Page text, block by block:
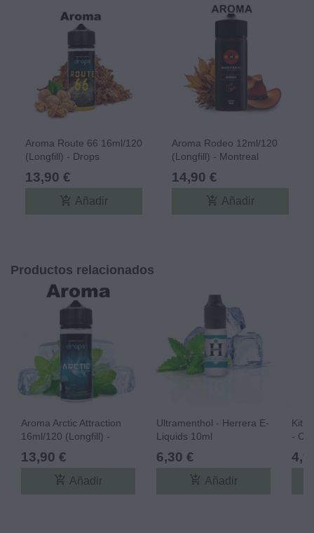
Aroma Route 66 16ml/120
(Longfill) - Drops
13,90 €
add_shopping_cart Añadir
Aroma Rodeo 12ml/120
(Longfill) - Montreal
Original
14,90 €
add_shopping_cart Añadir
Productos relacionados
Aroma Arctic Attraction
16ml/120 (Longfill) -
13,90 €
add_shopping_cart Añadir
Ultramenthol - Herrera E-
Liquids 10ml
6,30 €
add_shopping_cart Añadir
Kit
-